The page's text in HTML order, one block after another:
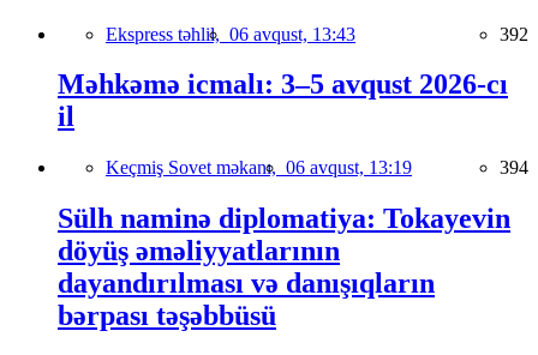
Ekspress təhlil, 06 avqust, 13:43 392
Məhkəmə icmalı: 3–5 avqust 2026-cı
il
Keçmiş Sovet məkanı, 06 avqust, 13:19 394
Sülh naminə diplomatiya: Tokayevin
döyüş əməliyyatlarının
dayandırılması və danışıqların
bərpası təşəbbüsü